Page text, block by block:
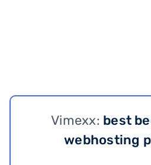
Vimexx: best
webhosting